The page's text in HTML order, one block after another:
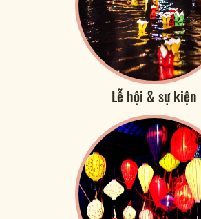
Lễ hội & sự kiện